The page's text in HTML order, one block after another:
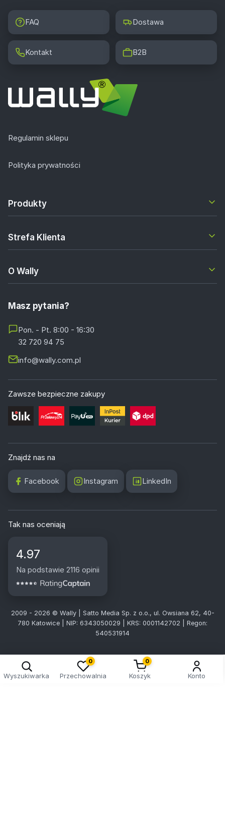
FAQ Dostawa
Kontakt B2B
Regulamin sklepu
Polityka prywatności
Produkty
Strefa Klienta
O Wally
Masz pytania?
Pon. - Pt. 8:00 - 16:30
32 720 94 75
info@wally.com.pl
Zawsze bezpieczne zakupy
Znajdź nas na
Facebook Instagram LinkedIn
Tak nas oceniają
4.97
Na podstawie 2116 opinii
2009 - 2026 © Wally | Satto Media Sp. z o.o., ul. Owsiana 62, 40-
780 Katowice | NIP: 6343050029 | KRS: 0001142702 | Regon:
540531914
Wyszukiwarka
0
Przechowalnia
0
Koszyk Konto